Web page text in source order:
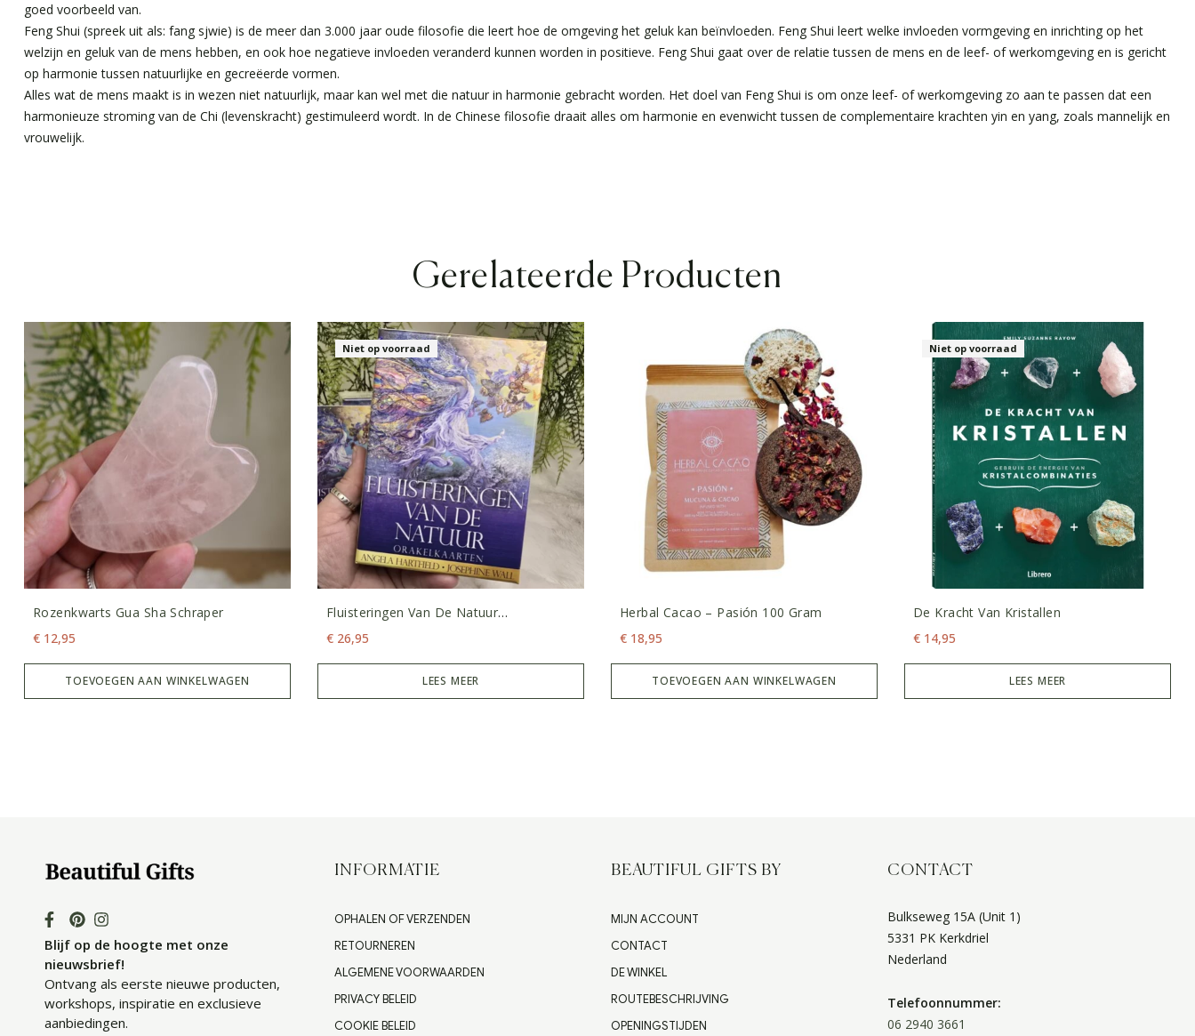
goed voorbeeld van.
Feng Shui (spreek uit als: fang sjwie) is de meer dan 3.000 jaar oude filosofie die leert hoe de omgeving het geluk kan beïnvloeden. Feng Shui leert welke invloeden vormgeving en inrichting op het
welzijn en geluk van de mens hebben, en ook hoe negatieve invloeden veranderd kunnen worden in positieve. Feng Shui gaat over de relatie tussen de mens en de leef- of werkomgeving en is gericht
op harmonie tussen natuurlijke en gecreëerde vormen.
Alles wat de mens maakt is in wezen niet natuurlijk, maar kan wel met die natuur in harmonie gebracht worden. Het doel van Feng Shui is om onze leef- of werkomgeving zo aan te passen dat een
harmonieuze stroming van de Chi (levenskracht) gestimuleerd wordt. In de Chinese filosofie draait alles om harmonie en evenwicht tussen de complementaire krachten yin en yang, zoals mannelijk en
vrouwelijk.
Gerelateerde Producten
Rozenkwarts Gua Sha Schraper
€ 12,95
TOEVOEGEN AAN WINKELWAGEN
Niet op voorraad
Fluisteringen Van De Natuur
Orakelkaarten
€ 26,95
LEES MEER
Herbal Cacao – Pasión 100 Gram
€ 18,95
TOEVOEGEN AAN WINKELWAGEN
Niet op voorraad
De Kracht Van Kristallen
€ 14,95
LEES MEER
Blijf op de hoogte met onze
nieuwsbrief!
Ontvang als eerste nieuwe producten,
workshops, inspiratie en exclusieve
aanbiedingen.
INFORMATIE
OPHALEN OF VERZENDEN
RETOURNEREN
ALGEMENE VOORWAARDEN
PRIVACY BELEID
COOKIE BELEID
BEAUTIFUL GIFTS BY
MIJN ACCOUNT
CONTACT
DE WINKEL
ROUTEBESCHRIJVING
OPENINGSTIJDEN
CONTACT
Bulkseweg 15A (Unit 1)
5331 PK Kerkdriel
Nederland
Telefoonnummer:
06 2940 3661